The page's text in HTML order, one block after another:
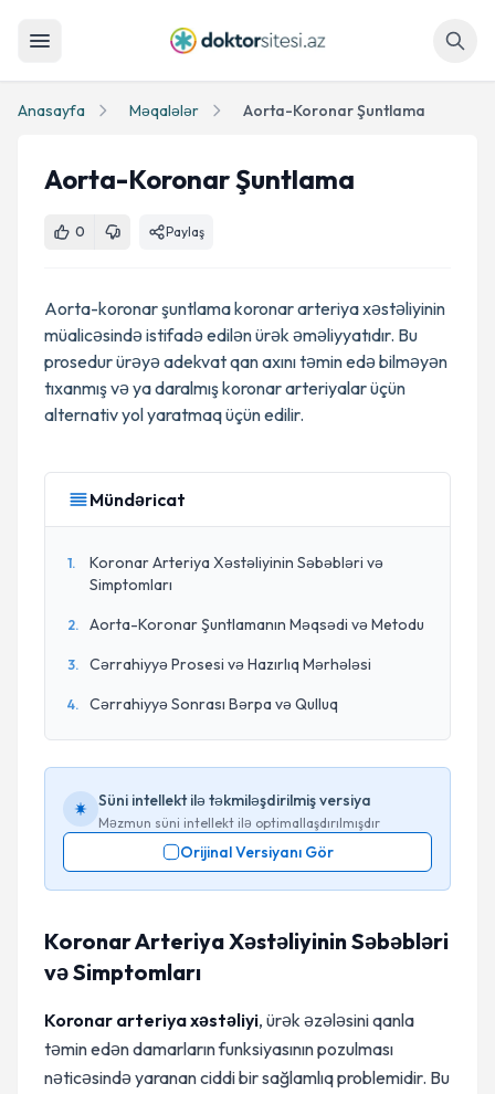
Anasayfa Məqalələr Aorta-Koronar Şuntlama
Aorta-Koronar Şuntlama
0 Paylaş
Aorta-koronar şuntlama koronar arteriya xəstəliyinin
müalicəsində istifadə edilən ürək əməliyyatıdır. Bu
prosedur ürəyə adekvat qan axını təmin edə bilməyən
tıxanmış və ya daralmış koronar arteriyalar üçün
alternativ yol yaratmaq üçün edilir.
Mündəricat
1.
Koronar Arteriya Xəstəliyinin Səbəbləri və
Simptomları
2. Aorta-Koronar Şuntlamanın Məqsədi və Metodu
3. Cərrahiyyə Prosesi və Hazırlıq Mərhələsi
4. Cərrahiyyə Sonrası Bərpa və Qulluq
Süni intellekt ilə təkmiləşdirilmiş versiya
Məzmun süni intellekt ilə optimallaşdırılmışdır
Orijinal Versiyanı Gör
Koronar Arteriya Xəstəliyinin Səbəbləri
və Simptomları
Koronar arteriya xəstəliyi, ürək əzələsini qanla
təmin edən damarların funksiyasının pozulması
nəticəsində yaranan ciddi bir sağlamlıq problemidir. Bu